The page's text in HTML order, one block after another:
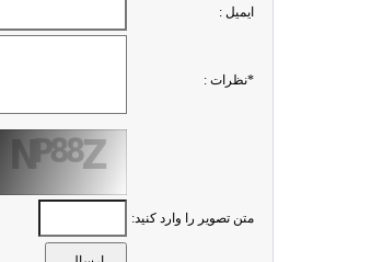
ايميل :
*نظرات :
متن تصویر را وارد کنید: